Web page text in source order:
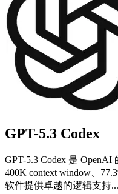
GPT-5.3 Codex
GPT-5.3 Codex 是 OpenAI
400K context window、
软件提供卓越的逻辑支持...